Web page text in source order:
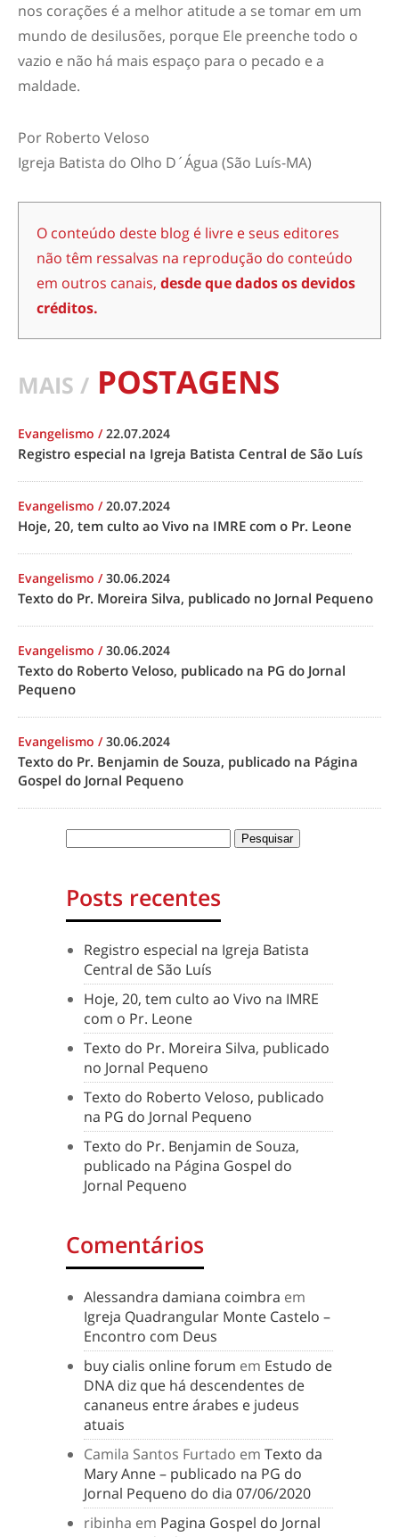
nos corações é a melhor atitude a se tomar em um
mundo de desilusões, porque Ele preenche todo o
vazio e não há mais espaço para o pecado e a
maldade.
Por Roberto Veloso
Igreja Batista do Olho D´Água (São Luís-MA)
O conteúdo deste blog é livre e seus editores
não têm ressalvas na reprodução do conteúdo
em outros canais, desde que dados os devidos
créditos.
MAIS / POSTAGENS
Evangelismo /22.07.2024
Registro especial na Igreja Batista Central de São Luís
Evangelismo /20.07.2024
Hoje, 20, tem culto ao Vivo na IMRE com o Pr. Leone
Evangelismo /30.06.2024
Texto do Pr. Moreira Silva, publicado no Jornal Pequeno
Evangelismo /30.06.2024
Texto do Roberto Veloso, publicado na PG do Jornal
Pequeno
Evangelismo /30.06.2024
Texto do Pr. Benjamin de Souza, publicado na Página
Gospel do Jornal Pequeno
Posts recentes
Registro especial na Igreja Batista
Central de São Luís
Hoje, 20, tem culto ao Vivo na IMRE
com o Pr. Leone
Texto do Pr. Moreira Silva, publicado
no Jornal Pequeno
Texto do Roberto Veloso, publicado
na PG do Jornal Pequeno
Texto do Pr. Benjamin de Souza,
publicado na Página Gospel do
Jornal Pequeno
Comentários
Alessandra damiana coimbra em
Igreja Quadrangular Monte Castelo –
Encontro com Deus
buy cialis online forum em Estudo de
DNA diz que há descendentes de
cananeus entre árabes e judeus
atuais
Camila Santos Furtado em Texto da
Mary Anne – publicado na PG do
Jornal Pequeno do dia 07/06/2020
ribinha em Pagina Gospel do Jornal